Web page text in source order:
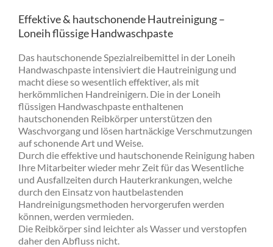
Effektive & hautschonende Hautreinigung –
Loneih flüssige Handwaschpaste
Das hautschonende Spezialreibemittel in der Loneih
Handwaschpaste intensiviert die Hautreinigung und
macht diese so wesentlich effektiver, als mit
herkömmlichen Handreinigern. Die in der Loneih
flüssigen Handwaschpaste enthaltenen
hautschonenden Reibkörper unterstützen den
Waschvorgang und lösen hartnäckige Verschmutzungen
auf schonende Art und Weise.
Durch die effektive und hautschonende Reinigung haben
Ihre Mitarbeiter wieder mehr Zeit für das Wesentliche
und Ausfallzeiten durch Hauterkrankungen, welche
durch den Einsatz von hautbelastenden
Handreinigungsmethoden hervorgerufen werden
können, werden vermieden.
Die Reibkörper sind leichter als Wasser und verstopfen
daher den Abfluss nicht.